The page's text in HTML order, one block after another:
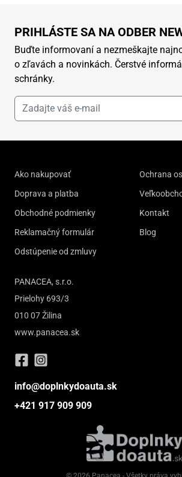
PRIHLÁSTE SA NA ODBER
Buďte informovaní a nezmeškajte
o zľavách a novinkách. Čerstvé
schránky.
Ako nakupovať
Doprava a platba
Obchodné podmienky
Reklamačný formulár
Odstúpenie od zmluvy
Ochrana
Kontakt
Blog
PANACEA, s.r.o.
Prielohy 693/3
010 07 Žilina
www.panacea.sk
info@doplnkydoauta.sk
+421 917 909 909